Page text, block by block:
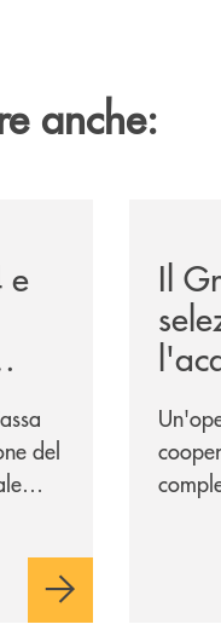
anche:
e
del
Il